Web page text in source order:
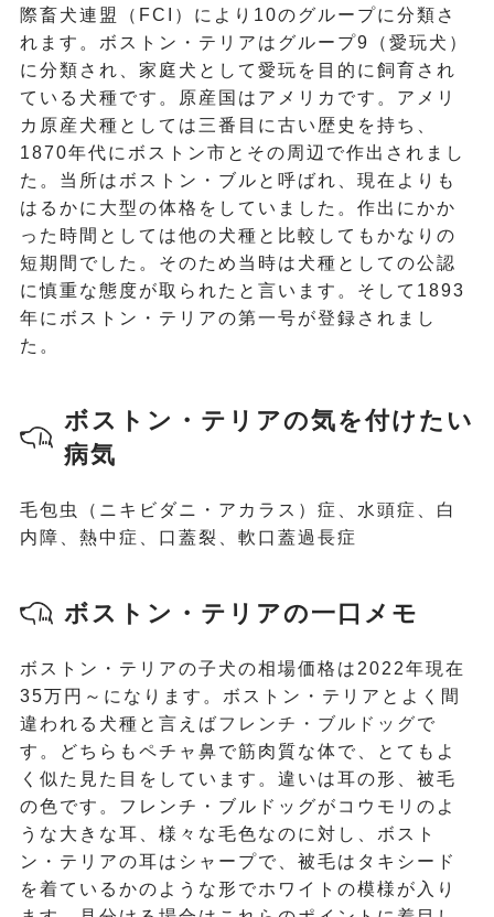
際畜犬連盟（FCI）により10のグループに分類さ
れます。ボストン・テリアはグループ9（愛玩犬）
に分類され、家庭犬として愛玩を目的に飼育され
ている犬種です。原産国はアメリカです。アメリ
カ原産犬種としては三番目に古い歴史を持ち、
1870年代にボストン市とその周辺で作出されまし
た。当所はボストン・ブルと呼ばれ、現在よりも
はるかに大型の体格をしていました。作出にかか
った時間としては他の犬種と比較してもかなりの
短期間でした。そのため当時は犬種としての公認
に慎重な態度が取られたと言います。そして1893
年にボストン・テリアの第一号が登録されまし
た。
ボストン・テリアの気を付けたい
病気
毛包虫（ニキビダニ・アカラス）症、水頭症、白
内障、熱中症、口蓋裂、軟口蓋過長症
ボストン・テリアの一口メモ
ボストン・テリアの子犬の相場価格は2022年現在
35万円～になります。ボストン・テリアとよく間
違われる犬種と言えばフレンチ・ブルドッグで
す。どちらもペチャ鼻で筋肉質な体で、とてもよ
く似た見た目をしています。違いは耳の形、被毛
の色です。フレンチ・ブルドッグがコウモリのよ
うな大きな耳、様々な毛色なのに対し、ボスト
ン・テリアの耳はシャープで、被毛はタキシード
を着ているかのような形でホワイトの模様が入り